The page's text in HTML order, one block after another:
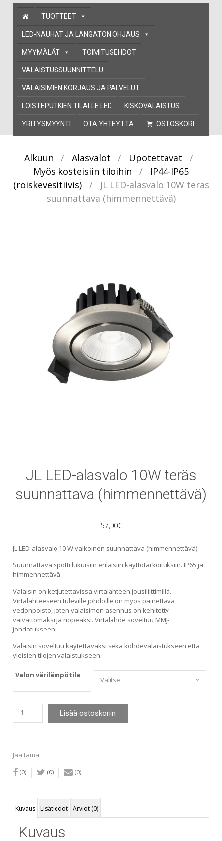
Skip
content
TUOTTEET
LED-NAUHAT JA LANGATON OHJAUS
MYYMÄLÄT TOIMITUSEHDOT
VALAISTUSSUUNNITTELU
VALAISIMIEN KORJAUS JA PALVELUT
LOISTEPUTKIEN TILALLE LED KISKOVALAISTUS
YRITYSMYYNTI OTA YHTEYTTÄ OSTOSKORI
Alkuun / Alasvalot / Upotettavat
/
Myös kosteisiin tiloihin
/
IP44-IP65
(roiskevesitiivis)
/
JL LED-alasvalo 10W teräs
suunnattava (himmennettävä)
JL LED-alasvalo 10W teräs
suunnattava (himmennettävä)
57,00€
JL LED-alasvalo 10 W valkoinen suunnattava (himmennettävä)
Suunnattava spotti lukuisiin erilaisiin käyttötarkoituksiin. IP65 ja
himmennettävä.
Valaisin on ketjutettavissa virtalähteen jousiliittimillä.
Virtalähteeseen tuleville johdoille on myös painettava
vedonpoisto, joten valaisimen asennus on kehitetty
vaivattomaksi ja nopeaksi. Virtalähde soveltuu MMJ-
johdotukseen.
Valaisin soveltuu käytettäväksi sekä kohdevalaistukseen että
yleisien tilojen valaistukseen.
Valon värilämpötila
LED-
suunnattava
määrä
Lisää ostoskoriin
Jaa tämä:
(0) (0) (0)
Kuvaus Lisätiedot Arviot (0)
Kuvaus